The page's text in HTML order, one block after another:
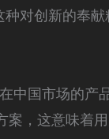
对创新的奉
中国市场的
案，这意味着